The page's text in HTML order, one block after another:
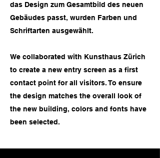
das Design zum Gesamtbild des neuen
Gebäudes passt, wurden Farben und
Schriftarten ausgewählt.
We collaborated with Kunsthaus Zürich
to create a new entry screen as a first
contact point for all visitors. To ensure
the design matches the overall look of
the new building, colors and fonts have
been selected.